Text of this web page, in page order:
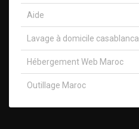
Aide
Lavage à domicile casablanca
Hébergement Web Maroc
Outillage Maroc